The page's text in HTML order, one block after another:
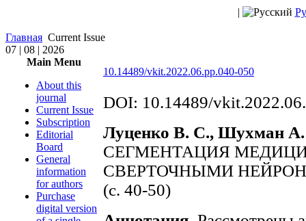
|
Главная Current Issue
07 | 08 | 2026
Main Menu
About this
journal
Current Issue
Subscription
Editorial
Board
General
information
for authors
Purchase
digital version
10.14489/vkit.2022.06.pp.040-050
DOI: 10.14489/
Луценко В. С., Шухман
СЕГМЕНТАЦИЯ
СВЕРТОЧНЫМИ
(с. 40-50)